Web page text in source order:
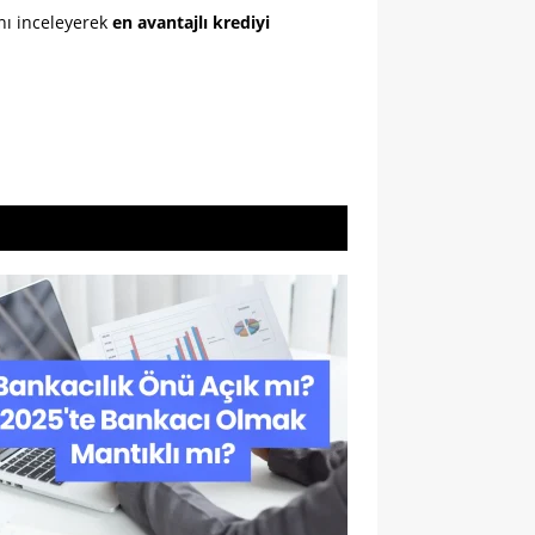
inceleyerek en avantajlı krediyi